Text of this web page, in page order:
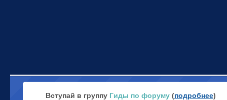
Вступай в группу Гиды по форуму (подробнее)